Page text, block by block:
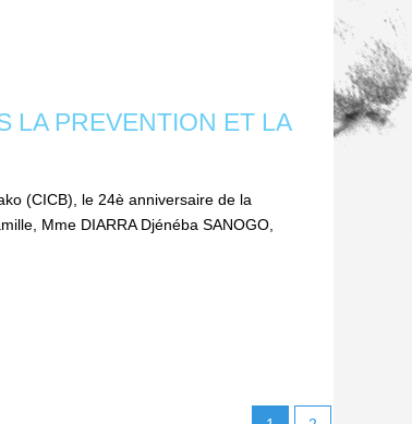
LA PREVENTION ET LA
(CICB), le 24è anniversaire de la
Mme DIARRA Djénéba SANOGO,